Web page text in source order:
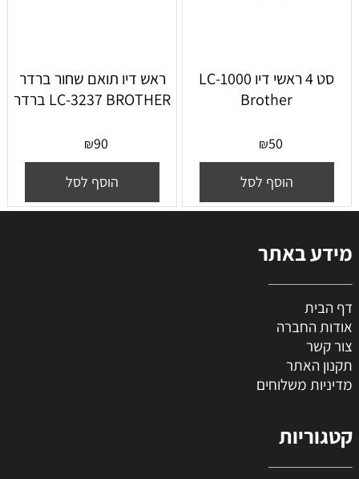
סט 4 ראשי דיו LC-1000
Brother
₪50
הוסף לסל
ראש דיו תואם שחור ברדר
LC-3237 BROTHER ברדר
₪90
הוסף לסל
מידע באתר
דף הבית
אודות החברה
צור קשר
תקנון האתר
מדיניות משלוחים
קטגוריות